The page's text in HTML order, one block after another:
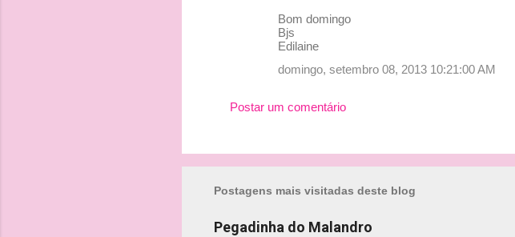
s
Bom domingo
Bjs
Edilaine
domingo, setembro 08, 2013 10:21:00 AM
Postar um comentário
Postagens mais visitadas deste blog
Pegadinha do Malandro